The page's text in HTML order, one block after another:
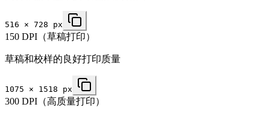
516 × 728 px
150 DPI（草稿打印）
草稿和校样的良好打印质量
1075 × 1518 px
300 DPI（高质量打印）